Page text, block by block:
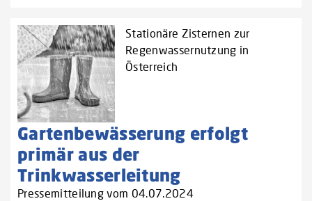
Stationäre Zisternen zur
Regenwassernutzung in
Österreich
Gartenbewässerung erfolgt
primär aus der
Trinkwasserleitung
Pressemitteilung vom 04.07.2024